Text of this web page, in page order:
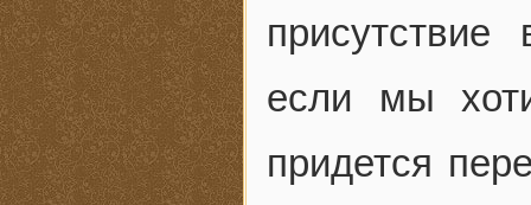
если мы
придется